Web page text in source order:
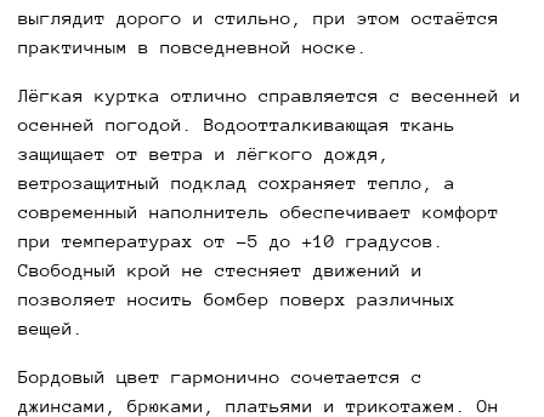
выглядит дорого и стильно, при этом остаётся
практичным в повседневной носке.
Лёгкая куртка отлично справляется с весенней и
осенней погодой. Водоотталкивающая ткань
защищает от ветра и лёгкого дождя,
ветрозащитный подклад сохраняет тепло, а
современный наполнитель обеспечивает комфорт
при температурах от -5 до +10 градусов.
Свободный крой не стесняет движений и
позволяет носить бомбер поверх различных
вещей.
Бордовый цвет гармонично сочетается с
джинсами, брюками, платьями и трикотажем. Он